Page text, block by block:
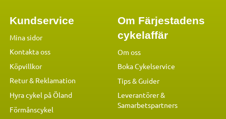
Kundservice
Mina sidor
Kontakta oss
Köpvillkor
Retur & Reklamation
Hyra cykel på Öland
Förmånscykel
Om Färjestadens
cykelaffär
Om oss
Boka Cykelservice
Tips & Guider
Leverantörer &
Samarbetspartners